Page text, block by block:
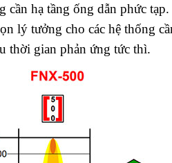
cần hạ tầng ống dẫn phức tạp.
lý tưởng cho các hệ thống
thời gian phản ứng tức thì.